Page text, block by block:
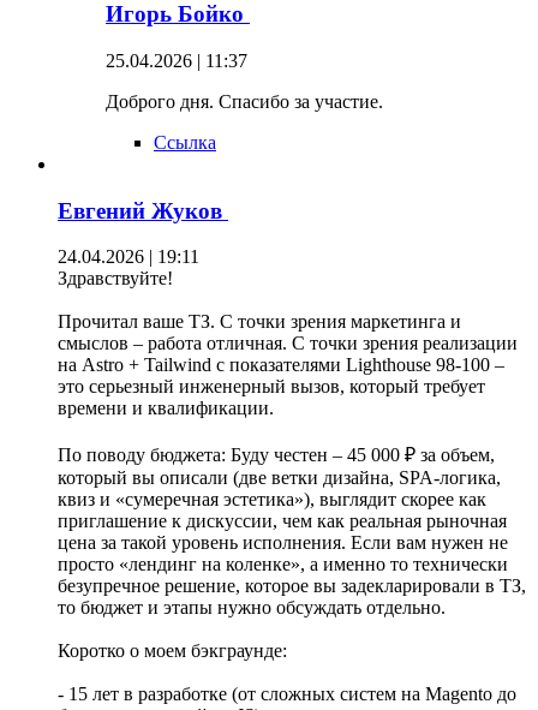
Игорь Бойко
25.04.2026 | 11:37
Доброго дня. Спасибо за участие.
Ссылка
Евгений Жуков
24.04.2026 | 19:11
Здравствуйте!
Прочитал ваше ТЗ. С точки зрения маркетинга и
смыслов – работа отличная. С точки зрения реализации
на Astro + Tailwind с показателями Lighthouse 98-100 –
это серьезный инженерный вызов, который требует
времени и квалификации.
По поводу бюджета: Буду честен – 45 000 ₽ за объем,
который вы описали (две ветки дизайна, SPA-логика,
квиз и «сумеречная эстетика»), выглядит скорее как
приглашение к дискуссии, чем как реальная рыночная
цена за такой уровень исполнения. Если вам нужен не
просто «лендинг на коленке», а именно то технически
безупречное решение, которое вы задекларировали в ТЗ,
то бюджет и этапы нужно обсуждать отдельно.
Коротко о моем бэкграунде:
- 15 лет в разработке (от сложных систем на Magento до